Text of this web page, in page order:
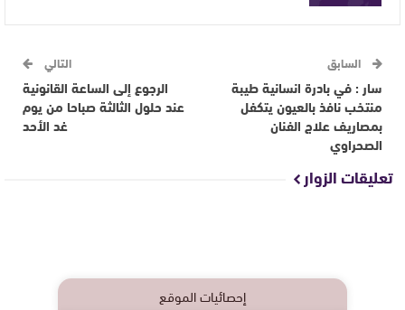
السابق
سار : في بادرة انسانية طيبة
منتخب نافذ بالعيون يتكفل
بمصاريف علاج الفنان
الصحراوي
التالي
الرجوع إلى الساعة القانونية
عند حلول الثالثة صباحا من يوم
غد الأحد
تعليقات الزوار
إحصائيات الموقع